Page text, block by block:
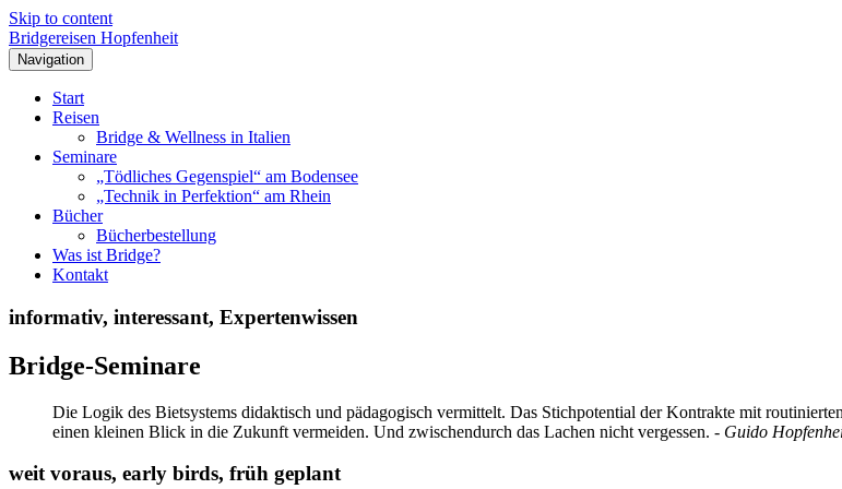
Skip to content
Bridgereisen Hopfenheit
Navigation
Start
Reisen
Bridge & Wellness in Italien
Seminare
„Tödliches Gegenspiel“ am Bodensee
„Technik in Perfektion“ am Rhein
Bücher
Bücherbestellung
Was ist Bridge?
Kontakt
informativ, interessant, Expertenwissen
Bridge-Seminare
Die Logik des Bietsystems didaktisch und pädagogisch vermittelt. Das Stichpotential der Kontrakte mit
einen kleinen Blick in die Zukunft vermeiden. Und zwischendurch das Lachen nicht vergessen. - Guido
weit voraus, early birds, früh geplant